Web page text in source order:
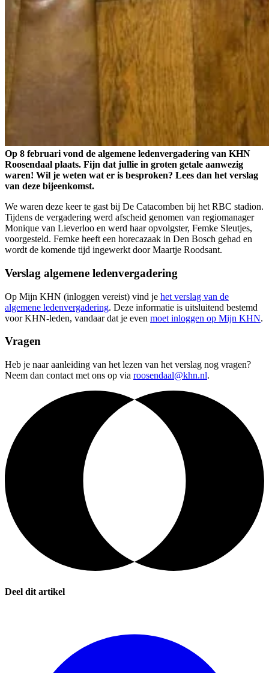
Op 8 februari vond de algemene ledenvergadering van KHN
Roosendaal plaats. Fijn dat jullie in groten getale aanwezig
waren! Wil je weten wat er is besproken? Lees dan het verslag
van deze bijeenkomst.
We waren deze keer te gast bij De Catacomben bij het RBC stadion.
Tijdens de vergadering werd afscheid genomen van regiomanager
Monique van Lieverloo en werd haar opvolgster, Femke Sleutjes,
voorgesteld. Femke heeft een horecazaak in Den Bosch gehad en
wordt de komende tijd ingewerkt door Maartje Roodsant.
Verslag algemene ledenvergadering
Op Mijn KHN (inloggen vereist) vind je het verslag van de
algemene ledenvergadering. Deze informatie is uitsluitend bestemd
voor KHN-leden, vandaar dat je even moet inloggen op Mijn KHN.
Vragen
Heb je naar aanleiding van het lezen van het verslag nog vragen?
Neem dan contact met ons op via roosendaal@khn.nl.
Deel dit artikel